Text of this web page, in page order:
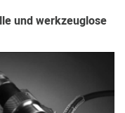
und werkzeuglose